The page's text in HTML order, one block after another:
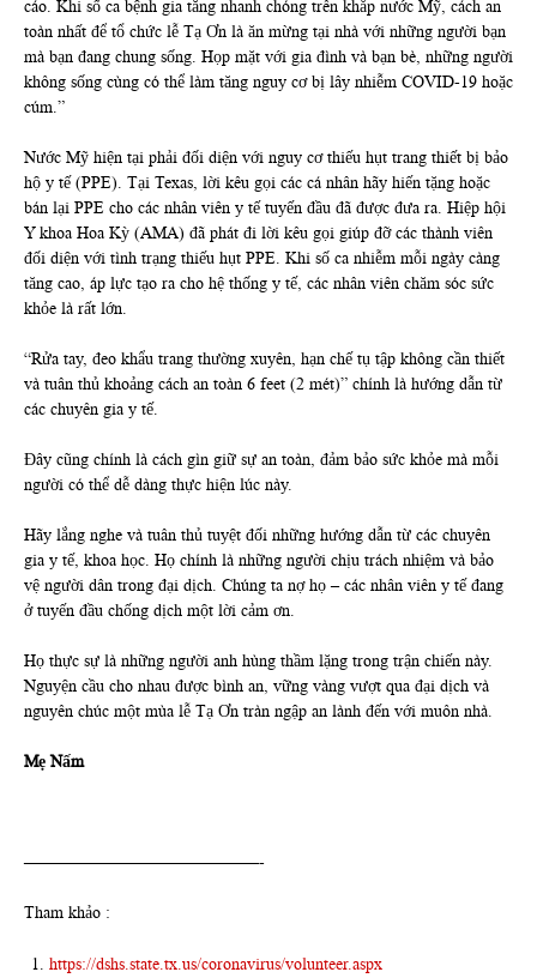
cáo. Khi số ca bệnh gia tăng nhanh chóng trên khắp nước Mỹ, cách an
toàn nhất để tổ chức lễ Tạ Ơn là ăn mừng tại nhà với những người bạn
mà bạn đang chung sống. Họp mặt với gia đình và bạn bè, những người
không sống cùng có thể làm tăng nguy cơ bị lây nhiễm COVID-19 hoặc
cúm.”
Nước Mỹ hiện tại phải đối diện với nguy cơ thiếu hụt trang thiết bị bảo
hộ y tế (PPE). Tại Texas, lời kêu gọi các cá nhân hãy hiến tặng hoặc
bán lại PPE cho các nhân viên y tế tuyến đầu đã được đưa ra. Hiệp hội
Y khoa Hoa Kỳ (AMA) đã phát đi lời kêu gọi giúp đỡ các thành viên
đối diện với tình trạng thiếu hụt PPE. Khi số ca nhiễm mỗi ngày càng
tăng cao, áp lực tạo ra cho hệ thống y tế, các nhân viên chăm sóc sức
khỏe là rất lớn.
“Rửa tay, đeo khẩu trang thường xuyên, hạn chế tụ tập không cần thiết
và tuân thủ khoảng cách an toàn 6 feet (2 mét)” chính là hướng dẫn từ
các chuyên gia y tế.
Đây cũng chính là cách gìn giữ sự an toàn, đảm bảo sức khỏe mà mỗi
người có thể dễ dàng thực hiện lúc này.
Hãy lắng nghe và tuân thủ tuyệt đối những hướng dẫn từ các chuyên
gia y tế, khoa học. Họ chính là những người chịu trách nhiệm và bảo
vệ người dân trong đại dịch. Chúng ta nợ họ – các nhân viên y tế đang
ở tuyến đầu chống dịch một lời cảm ơn.
Họ thực sự là những người anh hùng thầm lặng trong trận chiến này.
Nguyện cầu cho nhau được bình an, vững vàng vượt qua đại dịch và
nguyên chúc một mùa lễ Tạ Ơn tràn ngập an lành đến với muôn nhà.
Mẹ Nấm
——————————————-
Tham khảo :
https://dshs.state.tx.us/coronavirus/volunteer.aspx